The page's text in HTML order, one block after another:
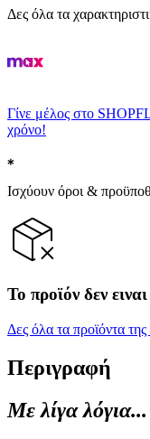
Δες όλα τα
Γίνε μέλος στο
χρόνο!
Ισχύουν όροι &
Το προϊόν δεν
Δες όλα τα προϊόντα της
Περιγραφή
Με λίγα λόγια...